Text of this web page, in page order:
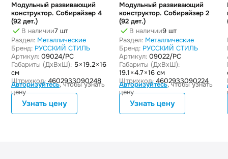
Модульный развивающий
конструктор. Собирайзер 4
(92 дет.)
В наличии7 шт
Раздел: Металлические
Бренд: РУССКИЙ СТИЛЬ
Артикул: 09024/РС
Габариты (ДxВxШ): 5 × 19.2 × 16
см
Штрихкод: 4602933090248
Авторизуйтесь, чтобы узнать
цену
Узнать цену
Модульный развивающий
конструктор. Собирайзер 2
(92 дет.)
В наличии9 шт
Раздел: Металлические
Бренд: РУССКИЙ СТИЛЬ
Артикул: 09022/РС
Габариты (ДxВxШ):
19.1 × 4.7 × 16 см
Штрихкод: 4602933090224
Авторизуйтесь, чтобы узнать
цену
Узнать цену